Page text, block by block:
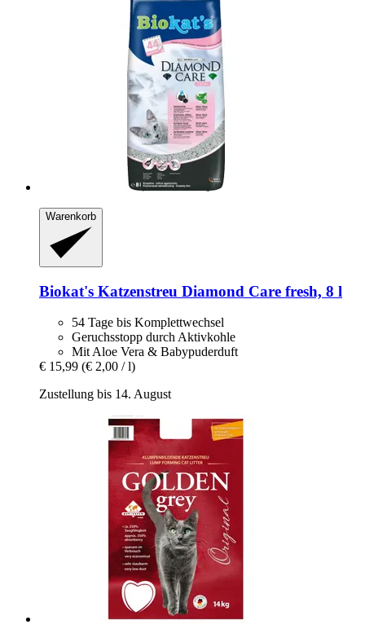
Warenkorb
Biokat's Katzenstreu Diamond Care fresh, 8 l
54 Tage bis Komplettwechsel
Geruchsstopp durch Aktivkohle
Mit Aloe Vera & Babypuderduft
€ 15,99 (€ 2,00 / l)
Zustellung bis 14. August